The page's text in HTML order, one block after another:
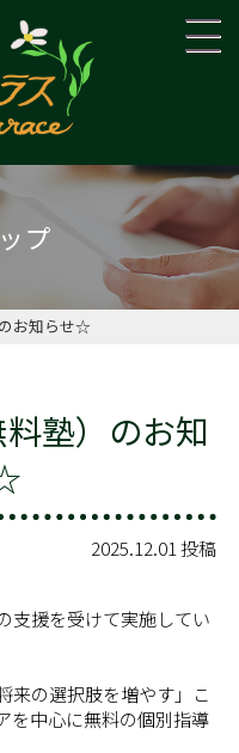
プ
お知らせ☆
塾）のお知
2025.12.01 投稿
支援を受けて実施してい
来の選択肢を増やす」こ
を中心に無料の個別指導